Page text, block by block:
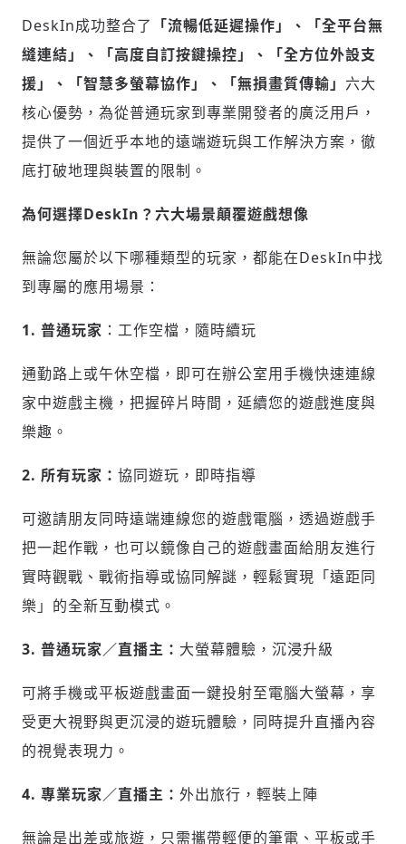
DeskIn成功整合了 「流暢低延遲操作」、「全平台無
縫連結」、「高度自訂按鍵操控」、「全方位外設支
援」、「智慧多螢幕協作」、「無損畫質傳輸」 六大
核心優勢，為從普通玩家到專業開發者的廣泛用戶，
提供了一個近乎本地的遠端遊玩與工作解決方案，徹
底打破地理與裝置的限制。
為何選擇DeskIn？六大場景顛覆遊戲想像
無論您屬於以下哪種類型的玩家，都能在DeskIn中找
到專屬的應用場景：
1. 普通玩家 ：工作空檔，隨時續玩
通勤路上或午休空檔，即可在辦公室用手機快速連線
家中遊戲主機，把握碎片時間，延續您的遊戲進度與
樂趣。
2. 所有玩家： 協同遊玩，即時指導
可邀請朋友同時遠端連線您的遊戲電腦，透過遊戲手
把一起作戰，也可以鏡像自己的遊戲畫面給朋友進行
實時觀戰、戰術指導或協同解謎，輕鬆實現「遠距同
樂」的全新互動模式。
3. 普通玩家／直播主： 大螢幕體驗，沉浸升級
可將手機或平板遊戲畫面一鍵投射至電腦大螢幕，享
受更大視野與更沉浸的遊玩體驗，同時提升直播內容
的視覺表現力。
4. 專業玩家／直播主： 外出旅行，輕裝上陣
無論是出差或旅遊，只需攜帶輕便的筆電、平板或手